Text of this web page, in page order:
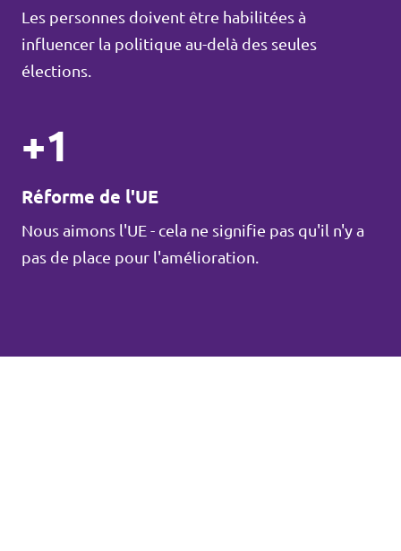
Les personnes doivent être habilitées à
influencer la politique au-delà des seules
élections.
+1
Réforme de l'UE
Nous aimons l'UE - cela ne signifie pas qu'il n'y a
pas de place pour l'amélioration.